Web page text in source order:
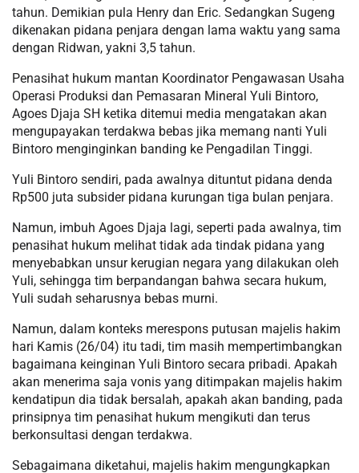
tahun. Demikian pula Henry dan Eric. Sedangkan Sugeng
dikenakan pidana penjara dengan lama waktu yang sama
dengan Ridwan, yakni 3,5 tahun.
Penasihat hukum mantan Koordinator Pengawasan Usaha
Operasi Produksi dan Pemasaran Mineral Yuli Bintoro,
Agoes Djaja SH ketika ditemui media mengatakan akan
mengupayakan terdakwa bebas jika memang nanti Yuli
Bintoro menginginkan banding ke Pengadilan Tinggi.
Yuli Bintoro sendiri, pada awalnya dituntut pidana denda
Rp500 juta subsider pidana kurungan tiga bulan penjara.
Namun, imbuh Agoes Djaja lagi, seperti pada awalnya, tim
penasihat hukum melihat tidak ada tindak pidana yang
menyebabkan unsur kerugian negara yang dilakukan oleh
Yuli, sehingga tim berpandangan bahwa secara hukum,
Yuli sudah seharusnya bebas murni.
Namun, dalam konteks merespons putusan majelis hakim
hari Kamis (26/04) itu tadi, tim masih mempertimbangkan
bagaimana keinginan Yuli Bintoro secara pribadi. Apakah
akan menerima saja vonis yang ditimpakan majelis hakim
kendatipun dia tidak bersalah, apakah akan banding, pada
prinsipnya tim penasihat hukum mengikuti dan terus
berkonsultasi dengan terdakwa.
Sebagaimana diketahui, majelis hakim mengungkapkan